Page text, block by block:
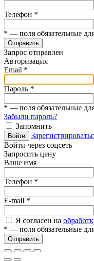
Телефон *
* — поля обязательные
Отправить
Запрос отправлен
Авторизация
Email *
Пароль *
* — поля обязательные
Забыли пароль?
Запомнить
Войти
Войти через соцсеть
Запросить цену
Ваше имя
Телефон *
E-mail *
Я согласен на
* — поля обязательные
Отправить